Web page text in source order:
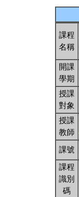
課程
名稱
開課
學期
授課
對象
授課
教師
課號
課程
識別
碼